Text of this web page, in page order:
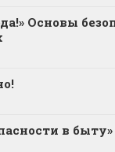
Основы
в быту»